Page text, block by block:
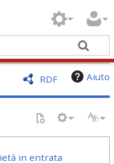
RDF Aiuto
in entrata